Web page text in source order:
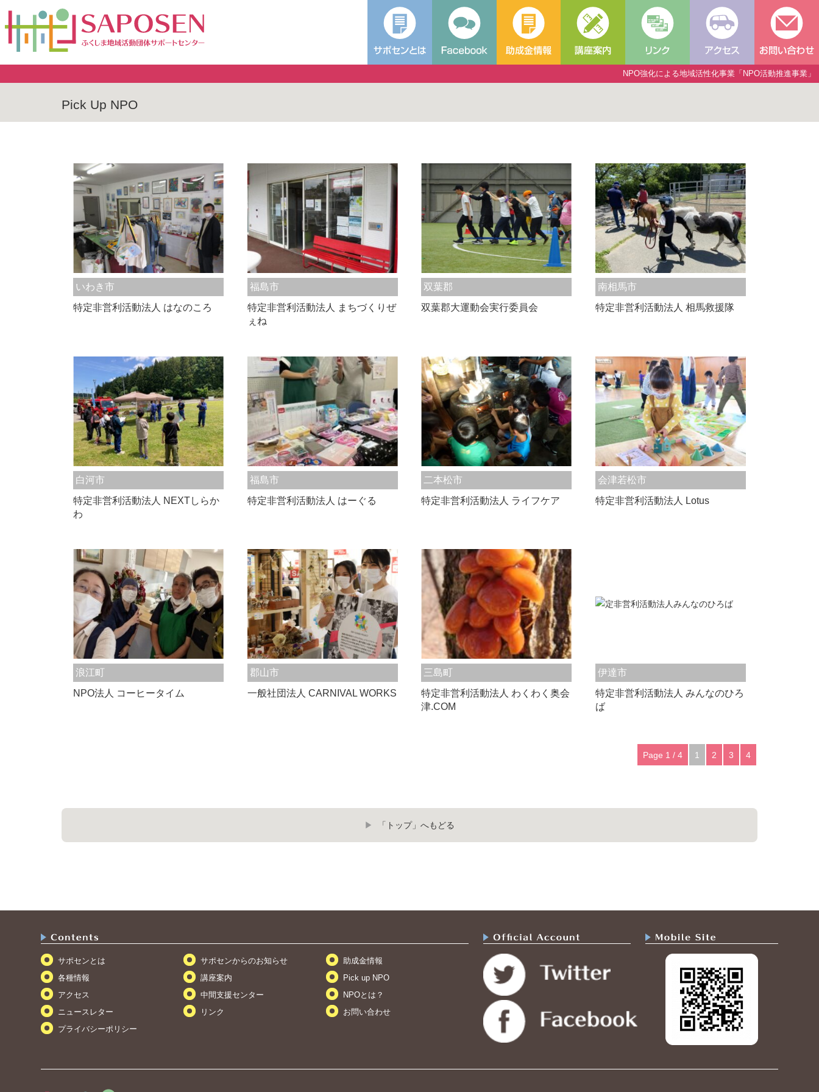
NPO強化による地域活性化事業「NPO活動推進事業」
Pick Up NPO
いわき市
特定非営利活動法人 はなのころ
福島市
特定非営利活動法人 まちづくりぜ
ぇね
双葉郡
双葉郡大運動会実行委員会
南相馬市
特定非営利活動法人 相馬救援隊
白河市
特定非営利活動法人 NEXTしらか
わ
福島市
特定非営利活動法人 はーぐる
二本松市
特定非営利活動法人 ライフケア
会津若松市
特定非営利活動法人 Lotus
浪江町
NPO法人 コーヒータイム
郡山市
一般社団法人 CARNIVAL WORKS
三島町
特定非営利活動法人 わくわく奥会
津.COM
伊達市
特定非営利活動法人 みんなのひろ
ば
Page 1 / 4 1 2 3 4
「トップ」へもどる
サポセンとは サポセンからのお知らせ
助成金情報
各種情報
講座案内
Pick up NPO
アクセス
中間支援センター
NPOとは？
ニュースレター
リンク
お問い合わせ
プライバシーポリシー